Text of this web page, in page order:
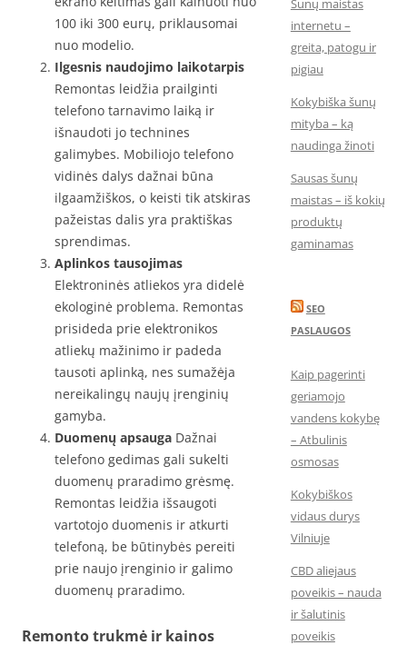
100 iki 300 eurų, priklausomai
nuo modelio.
Ilgesnis naudojimo laikotarpis
Remontas leidžia prailginti
telefono tarnavimo laiką ir
išnaudoti jo technines
galimybes. Mobiliojo telefono
vidinės dalys dažnai būna
ilgaamžiškos, o keisti tik atskiras
pažeistas dalis yra praktiškas
sprendimas.
Aplinkos tausojimas
Elektroninės atliekos yra didelė
ekologinė problema. Remontas
prisideda prie elektronikos
atliekų mažinimo ir padeda
tausoti aplinką, nes sumažėja
nereikalingų naujų įrenginių
gamyba.
Duomenų apsauga Dažnai
telefono gedimas gali sukelti
duomenų praradimo grėsmę.
Remontas leidžia išsaugoti
vartotojo duomenis ir atkurti
telefoną, be būtinybės pereiti
prie naujo įrenginio ir galimo
duomenų praradimo.
Remonto trukmė ir kainos
Šunų maistas
internetu –
greita, patogu ir
pigiau
Kokybiška šunų
mityba – ką
naudinga žinoti
Sausas šunų
maistas – iš kokių
produktų
gaminamas
SEO
PASLAUGOS
Kaip pagerinti
geriamojo
vandens kokybę
– Atbulinis
osmosas
Kokybiškos
vidaus durys
Vilniuje
CBD aliejaus
poveikis – nauda
ir šalutinis
poveikis